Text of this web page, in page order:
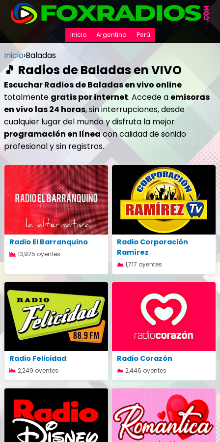
Inicio Argentina Perú
Inicio›Baladas
🎵 Radios de Baladas en VIVO
Escuchar Radios de Baladas en vivo online
totalmente gratis por internet. Accede a emisoras
en vivo las 24 horas, sin interrupciones, desde
cualquier lugar del mundo y disfruta la mejor
programación en líneacon calidad de sonido
profesional y sin registros.
Radio El Barranquino
13,925 oyentes
Radio Corporación
Ramírez
1,717 oyentes
Radio Felicidad
2,249 oyentes
Radio Corazón
2,446 oyentes